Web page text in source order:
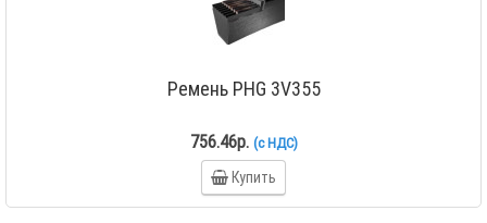
Ремень PHG 3V355
756.46р. (с НДС)
Купить